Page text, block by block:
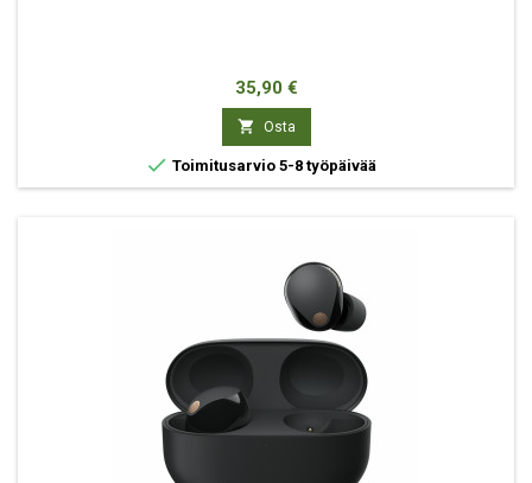
Hinta
35,90 €
 Osta
 Toimitusarvio 5-8 työpäivää